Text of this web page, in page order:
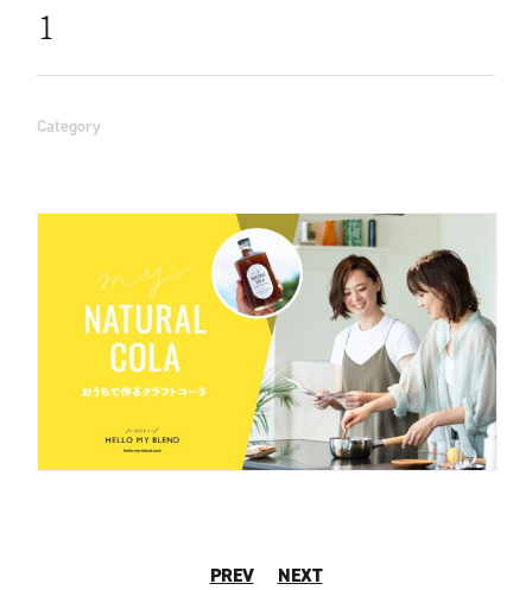
1
Category
PREV NEXT